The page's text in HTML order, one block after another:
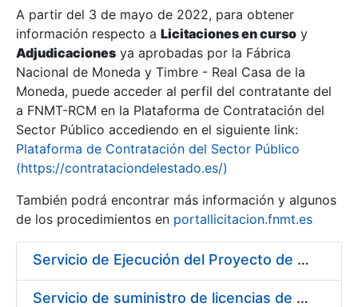
Erakutsi/Ezkutatu
Erakutsi/Ezkutatu
Erakutsi/Ezkutatu
Erakutsi/Ezkutatu
A partir del 3 de mayo de 2022, para obtener
información respecto a Licitaciones en curso y
Adjudicaciones ya aprobadas por la Fábrica
Nacional de Moneda y Timbre - Real Casa de la
Moneda, puede acceder al perfil del contratante del
a FNMT-RCM en la Plataforma de Contratación del
Sector Público accediendo en el siguiente link:
Plataforma de Contratación del Sector Público
(https://contrataciondelestado.es/)
También podrá encontrar más información y algunos
de los procedimientos en portallicitacion.fnmt.es
Servicio de Ejecución del Proyecto de Diseño, Construcción, Montaje, Desmontaje y Transporte de Stands para las diferentes Ferias Nacionales e Internacionales a celebrar durante 2020
Servicio de suministro de licencias de productos BES12